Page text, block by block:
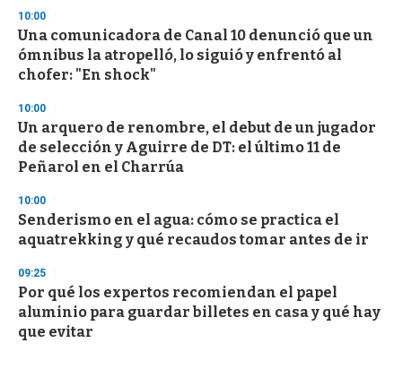
10:00
Una comunicadora de Canal 10 denunció que un
ómnibus la atropelló, lo siguió y enfrentó al
chofer: "En shock"
10:00
Un arquero de renombre, el debut de un jugador
de selección y Aguirre de DT: el último 11 de
Peñarol en el Charrúa
10:00
Senderismo en el agua: cómo se practica el
aquatrekking y qué recaudos tomar antes de ir
09:25
Por qué los expertos recomiendan el papel
aluminio para guardar billetes en casa y qué hay
que evitar